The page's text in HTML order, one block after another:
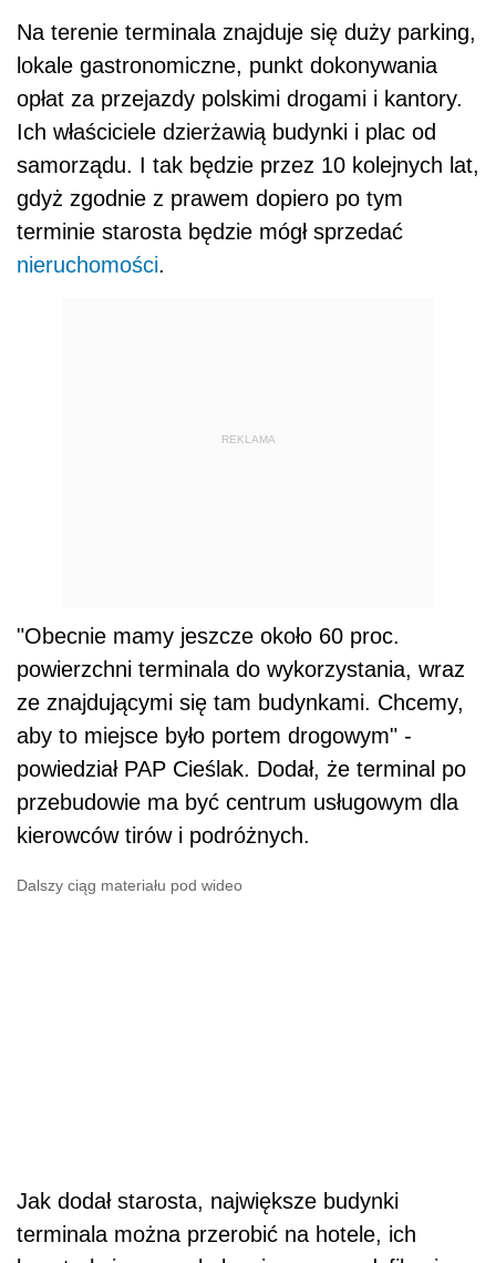
Na terenie terminala znajduje się duży parking,
lokale gastronomiczne, punkt dokonywania
opłat za przejazdy polskimi drogami i kantory.
Ich właściciele dzierżawią budynki i plac od
samorządu. I tak będzie przez 10 kolejnych lat,
gdyż zgodnie z prawem dopiero po tym
terminie starosta będzie mógł sprzedać
nieruchomości.
REKLAMA
"Obecnie mamy jeszcze około 60 proc.
powierzchni terminala do wykorzystania, wraz
ze znajdującymi się tam budynkami. Chcemy,
aby to miejsce było portem drogowym" -
powiedział PAP Cieślak. Dodał, że terminal po
przebudowie ma być centrum usługowym dla
kierowców tirów i podróżnych.
Dalszy ciąg materiału pod wideo
Jak dodał starosta, największe budynki
terminala można przerobić na hotele, ich